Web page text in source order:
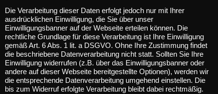
Die Verarbeitung dieser Daten erfolgt jedoch nur mit Ihrer
ausdrücklichen Einwilligung, die Sie über unser
Einwilligungsbanner auf der Webseite erteilen können. Die
rechtliche Grundlage für diese Verarbeitung ist Ihre Einwilligung
gemäß Art. 6 Abs. 1 lit. a DSGVO. Ohne Ihre Zustimmung findet
die beschriebene Datenverarbeitung nicht statt. Sollten Sie Ihre
Einwilligung widerrufen (z.B. über das Einwilligungsbanner oder
andere auf dieser Webseite bereitgestellte Optionen), werden wir
die entsprechende Datenverarbeitung umgehend einstellen. Die
bis zum Widerruf erfolgte Verarbeitung bleibt dabei rechtmäßig.